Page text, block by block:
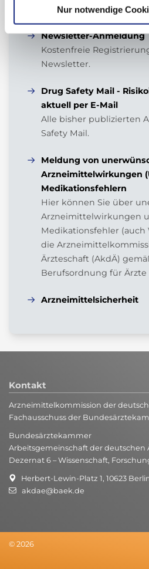
Nur notwendige
Newsletter-Anmeldung
Kostenfreie
Newsletter.
Drug Safety Mail -
aktuell per E-Mail
Alle bisher publizierten
Safety Mail.
Meldung von
Arzneimittelwirkungen
Medikationsfehlern
Hier können Sie über
Arzneimittelwirkungen
Medikationsfehler (auch
die
Ärzteschaft (AkdÄ)
Berufsordnung für
Arzneimittelsicherheit
Kontakt
Arzneimittelkommission der
Fachausschuss der
Bundesärztekammer
Arbeitsgemeinschaft der deutschen
Dezernat 6 – Wissenschaft,
Herbert-Lewin-Platz 1, 10623
akdae@baek.de
© 2026